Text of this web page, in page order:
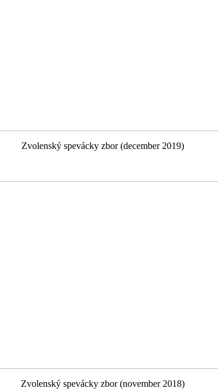
Zvolenský spevácky zbor (december 2019)
Zvolenský spevácky zbor (november 2018)